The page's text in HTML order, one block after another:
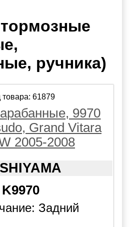
ручника)
товара: 61879
9970
Grand Vitara
2005-2008
K9970
Задний